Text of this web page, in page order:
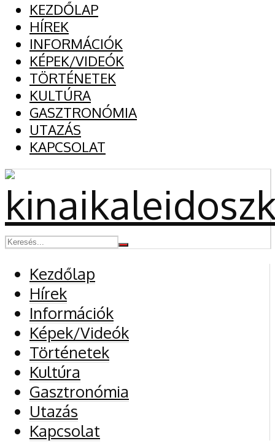
KEZDŐLAP
HÍREK
INFORMÁCIÓK
KÉPEK/VIDEÓK
TÖRTÉNETEK
KULTÚRA
GASZTRONÓMIA
UTAZÁS
KAPCSOLAT
Kezdőlap
Hírek
Információk
Képek/Videók
Történetek
Kultúra
Gasztronómia
Utazás
Kapcsolat